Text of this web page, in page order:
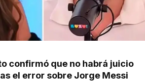
confirmó que no habrá juicio
el error sobre Jorge Messi